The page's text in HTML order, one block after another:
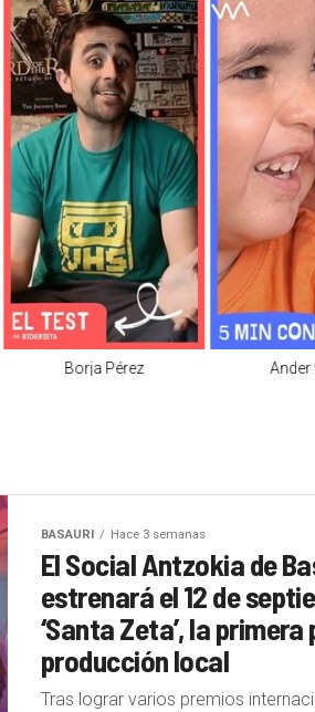
Borja Pérez Ander
BASAURI Hace 3 semanas
El Social Antzokia de
estrenará el 12 de
‘Santa Zeta’, la
producción local
Tras lograr varios premios